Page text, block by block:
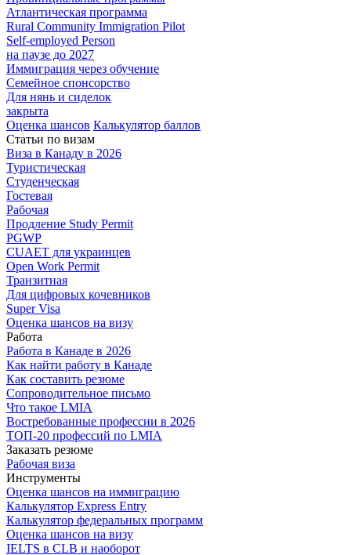
Атлантическая программа
Rural Community Immigration Pilot
Self-employed Person
на паузе до 2027
Иммиграция через обучение
Семейное спонсорство
Для нянь и сиделок
закрыта
Оценка шансов Калькулятор баллов
Статьи по визам
Виза в Канаду в 2026
Туристическая
Студенческая
Гостевая
Рабочая
Продление Study Permit
PGWP
CUAET для украинцев
Open Work Permit
Транзитная
Для цифровых кочевников
Super Visa
Оценка шансов на визу
Работа
Работа в Канаде в 2026
Как найти работу в Канаде
Как составить резюме
Сопроводительное письмо
Что такое LMIA
Востребованные профессии в 2026
ТОП-20 профессий по LMIA
Заказать резюме
Рабочая виза
Инструменты
Оценка шансов на иммиграцию
Калькулятор Express Entry
Калькулятор федеральных программ
Оценка шансов на визу
IELTS в CLB и наоборот